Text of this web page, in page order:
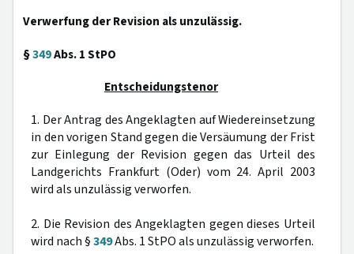
Verwerfung der Revision als unzulässig.
§349Abs. 1 StPO
Entscheidungstenor
1. Der Antrag des Angeklagten auf Wiedereinsetzung
in den vorigen Stand gegen die Versäumung der Frist
zur Einlegung der Revision gegen das Urteil des
Landgerichts Frankfurt (Oder) vom 24. April 2003
wird als unzulässig verworfen.
2. Die Revision des Angeklagten gegen dieses Urteil
wird nach §349Abs. 1 StPO als unzulässig verworfen.